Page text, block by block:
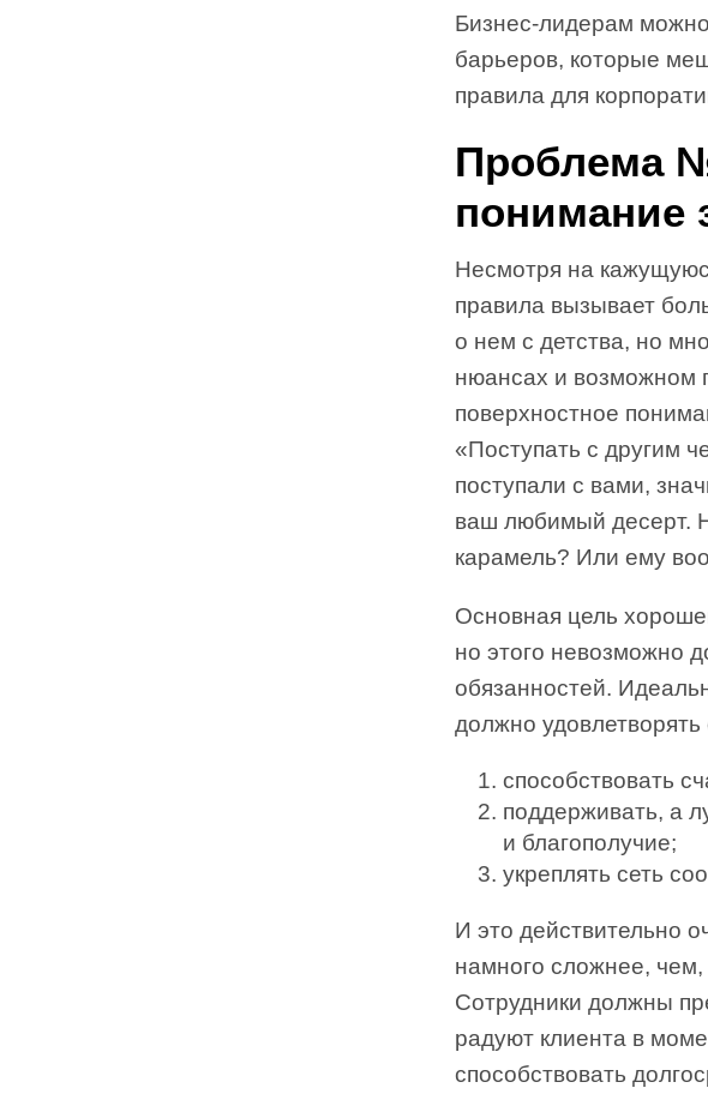
Бизнес-лидерам
барьеров, которые
правила для
Проблема
понимание
Несмотря на
правила вызывает
о нем с детства, но
нюансах и возможном
поверхностное
«Поступать с другим
поступали с вами,
ваш любимый десерт.
карамель? Или ему
Основная цель
но этого невозможно
обязанностей.
должно
способствовать
поддерживать, а
и благополучие;
укреплять сеть
И это действительно
намного сложнее, чем,
Сотрудники должны
радуют клиента в
способствовать